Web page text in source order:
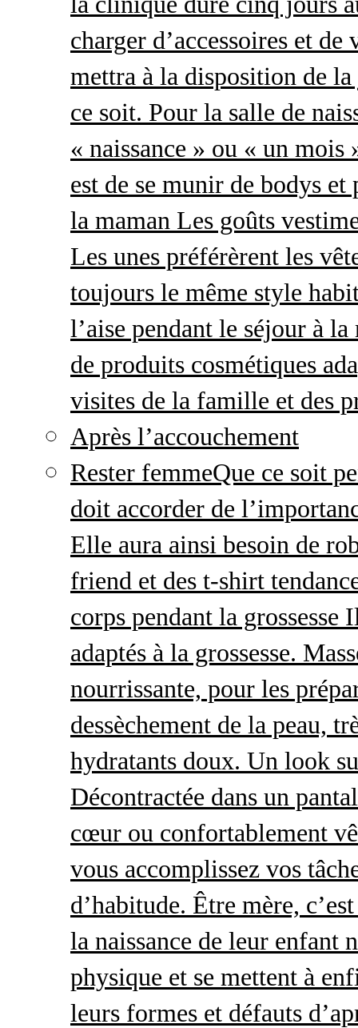
charger d’accessoires et
mettra à la disposition de
ce soit. Pour la salle de
« naissance » ou « un
est de se munir de bodys
la maman Les goûts
Les unes préférèrent les
toujours le même style
l’aise pendant le séjour à
de produits cosmétiques
visites de la famille et des
Après l’accouchement
Rester femmeQue ce soit
doit accorder de
Elle aura ainsi besoin de
friend et des t-shirt
corps pendant la
adaptés à la grossesse.
nourrissante, pour les
dessèchement de la peau,
hydratants doux. Un look
Décontractée dans un
cœur ou confortablement
vous accomplissez vos
d’habitude. Être mère,
la naissance de leur enfant
physique et se mettent à
leurs formes et défauts